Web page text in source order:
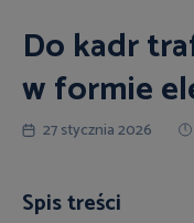
Do kadr
w formie
27 stycznia 2026
Spis treści